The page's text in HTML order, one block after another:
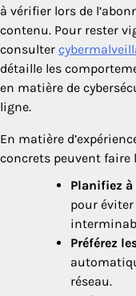
à vérifier lors de
contenu. Pour rester
consulter
détaille les
en matière de
ligne.
En matière
concrets peuvent faire
Planifiez à
pour éviter
Préférez
réseau.